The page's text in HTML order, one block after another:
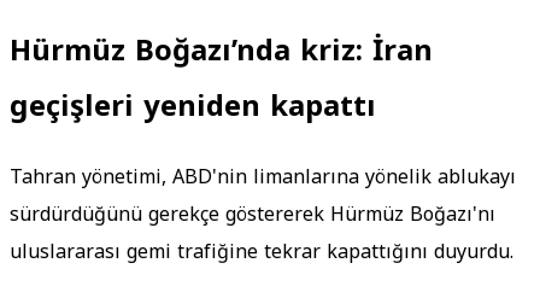
Hürmüz Boğazı’nda kriz: İran
geçişleri yeniden kapattı
Tahran yönetimi, ABD'nin limanlarına yönelik ablukayı
sürdürdüğünü gerekçe göstererek Hürmüz Boğazı'nı
uluslararası gemi trafiğine tekrar kapattığını duyurdu.